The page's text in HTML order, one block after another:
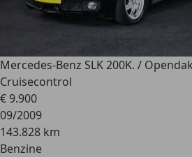
Mercedes-Benz SLK 200K. /
Cruisecontrol
€ 9.900
09/2009
143.828 km
Benzine